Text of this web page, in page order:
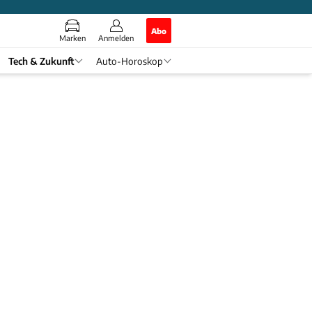
Marken Anmelden
Abo
Tech & Zukunft Auto-Horoskop